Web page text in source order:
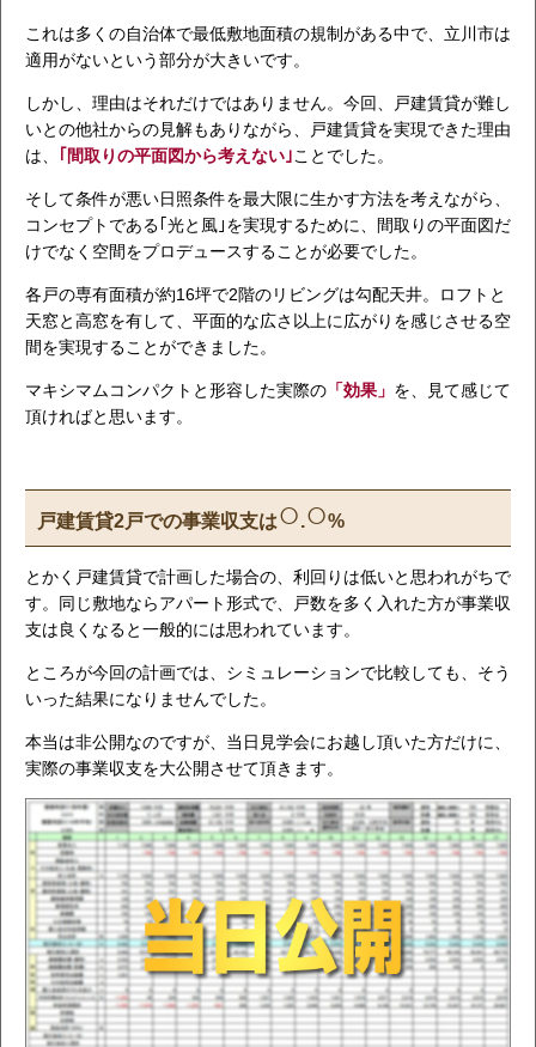
これは多くの自治体で最低敷地面積の規制がある中で、立川市は
適用がないという部分が大きいです。
しかし、理由はそれだけではありません。今回、戸建賃貸が難し
いとの他社からの見解もありながら、戸建賃貸を実現できた理由
は、
｢間取りの平面図から考えない｣ことでした。
そして条件が悪い日照条件を最大限に生かす方法を考えながら、
コンセプトである｢光と風｣を実現するために、間取りの平面図だ
けでなく空間をプロデュースすることが必要でした。
各戸の専有面積が約16坪で2階のリビングは勾配天井。ロフトと
天窓と高窓を有して、平面的な広さ以上に広がりを感じさせる空
間を実現することができました。
マキシマムコンパクトと形容した実際の 「効果」 を、見て感じて
頂ければと思います。
戸建賃貸2戸での事業収支は○.○%
とかく戸建賃貸で計画した場合の、利回りは低いと思われがちで
す。同じ敷地ならアパート形式で、戸数を多く入れた方が事業収
支は良くなると一般的には思われています。
ところが今回の計画では、シミュレーションで比較しても、そう
いった結果になりませんでした。
本当は非公開なのですが、当日見学会にお越し頂いた方だけに、
実際の事業収支を大公開させて頂きます。